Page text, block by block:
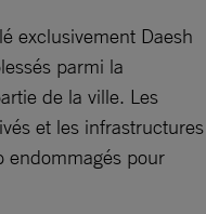
exclusivement Daesh
parmi la
de la ville. Les
et les infrastructures
endommagés pour